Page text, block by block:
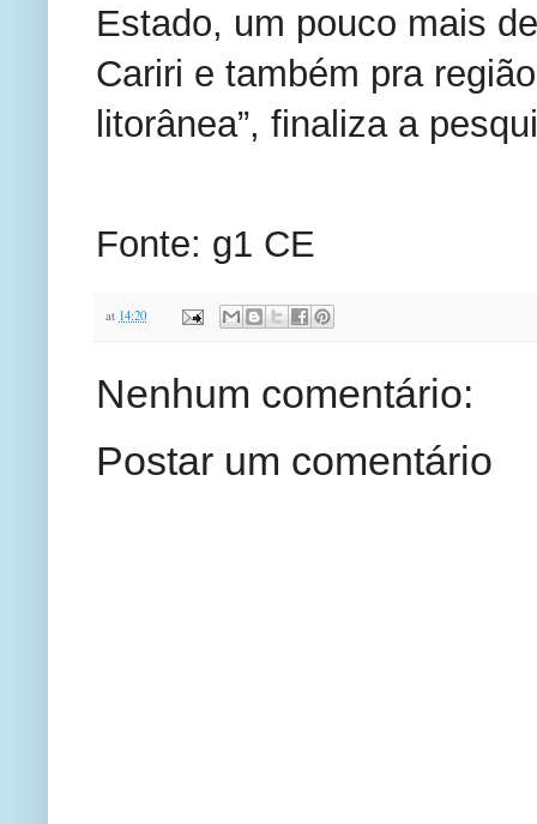
Estado, um pouco mais
Cariri e também pra
litorânea”, finaliza a
Fonte: g1 CE
at 14:20
Nenhum comentário:
Postar um comentário